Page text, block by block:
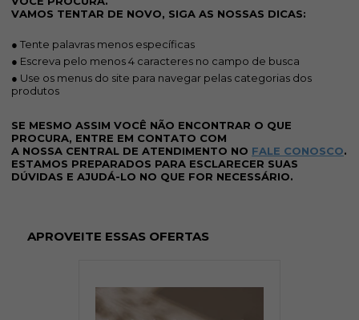
VAMOS TENTAR DE NOVO, SIGA AS NOSSAS DICAS:
● Tente palavras menos específicas
● Escreva pelo menos 4 caracteres no campo de busca
● Use os menus do site para navegar pelas categorias dos
produtos
SE MESMO ASSIM VOCÊ NÃO ENCONTRAR O QUE
PROCURA, ENTRE EM CONTATO COM
A NOSSA CENTRAL DE ATENDIMENTO NO FALE CONOSCO.
ESTAMOS PREPARADOS PARA ESCLARECER SUAS
DÚVIDAS E AJUDÁ-LO NO QUE FOR NECESSÁRIO.
APROVEITE ESSAS OFERTAS